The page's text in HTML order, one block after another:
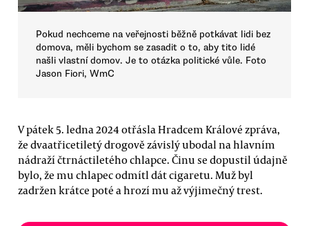
Pokud nechceme na veřejnosti běžně potkávat lidi bez
domova, měli bychom se zasadit o to, aby tito lidé
našli vlastní domov. Je to otázka politické vůle. Foto
Jason Fiori, WmC
V pátek 5. ledna 2024 otřásla Hradcem Králové zpráva,
že dvaatřicetiletý drogově závislý ubodal na hlavním
nádraží čtrnáctiletého chlapce. Činu se dopustil údajně
bylo, že mu chlapec odmítl dát cigaretu. Muž byl
zadržen krátce poté a hrozí mu až výjimečný trest.